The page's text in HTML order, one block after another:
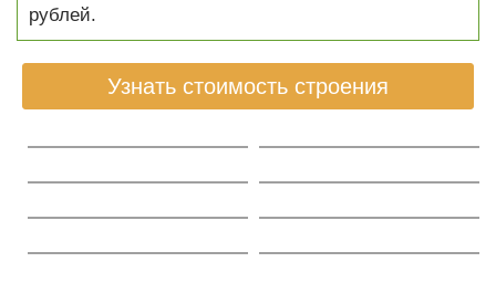
рублей.
Узнать стоимость строения